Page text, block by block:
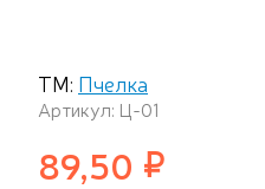
ТМ: Пчелка
Артикул: Ц-01
89,50